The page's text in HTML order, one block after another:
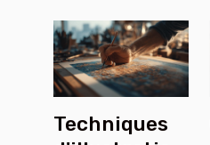
Techniques